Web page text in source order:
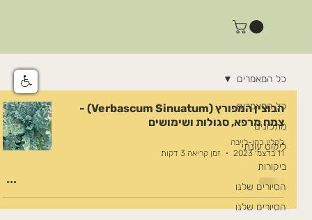
כל המאמרים
מתכונים
ליקוט עונתי
ביקורות
הסיורים שלנו
הסיורים שלנו
כל המאמרים
הבוצין המפורץ (Verbascum Sinuatum) -
צמח מרפא, סגולות ושימושים
ג'קלין כהן-לייבה
11 בדצמ׳ 2023
זמן קריאה 3 דקות